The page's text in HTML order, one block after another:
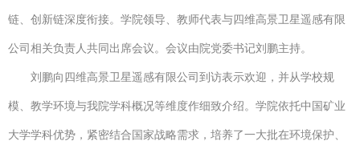
链、创新链深度衔接。学院领导、教师代表与四维高景卫星遥感有限
公司相关负责人共同出席会议。会议由院党委书记刘鹏主持。
刘鹏向四维高景卫星遥感有限公司到访表示欢迎，并从学校规
模、教学环境与我院学科概况等维度作细致介绍。学院依托中国矿业
大学学科优势，紧密结合国家战略需求，培养了一大批在环境保护、